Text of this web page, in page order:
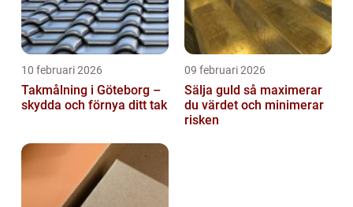
10 februari 2026
Takmålning i Göteborg –
skydda och förnya ditt tak
09 februari 2026
Sälja guld så maximerar
du värdet och minimerar
risken